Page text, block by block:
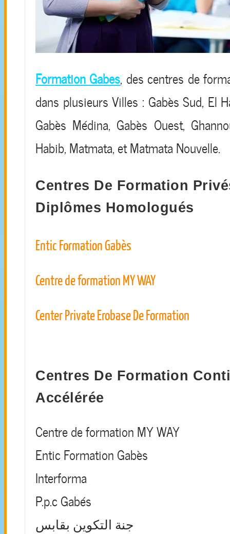
Formation Gabes, des centres de
dans plusieurs Villes : Gabès Sud, El
Gabès Médina, Gabès Ouest,
Habib, Matmata, et Matmata Nouvelle.
Centres De Formation
Diplômes Homologués
Entic Formation Gabès
Centre de formation MY WAY
Center Private Erobase De Formation
Centres De Formation
Accélérée
Centre de formation MY WAY
Entic Formation Gabès
Interforma
P.p.c Gabés
جنة التكوين بقابس